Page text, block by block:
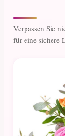
Verpassen Sie
für eine sichere